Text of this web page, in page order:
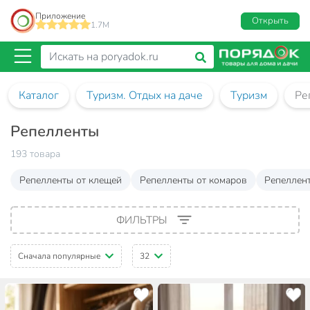
Приложение
1.7M
Открыть
Каталог Туризм. Отдых на даче Туризм
Репелленты
193 товара
Репелленты от клещей
Репелленты от комаров
ФИЛЬТРЫ
Сначала популярные 32